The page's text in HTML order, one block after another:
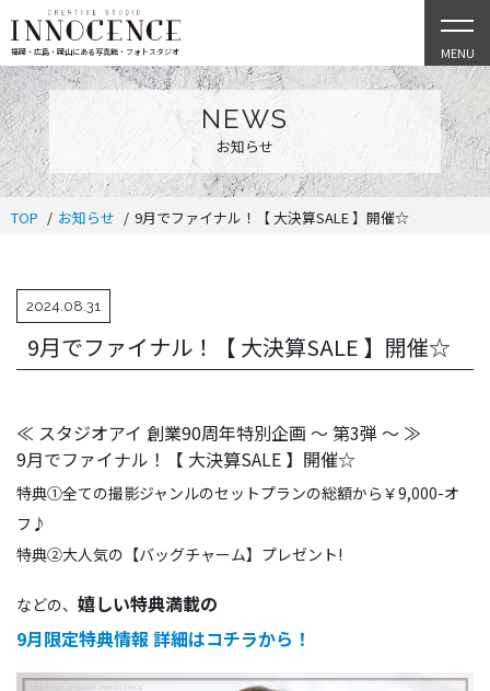
福岡・広島・岡山にある写真館・フォトスタジオ MENU
NEWS
お知らせ
TOP お知らせ 9月でファイナル！【 大決算SALE 】開催☆
2024.08.31
9月でファイナル！【 大決算SALE 】開催☆
≪ スタジオアイ 創業90周年特別企画 ～ 第3弾 ～ ≫
9月でファイナル！【 大決算SALE 】開催☆
特典①全ての撮影ジャンルのセットプランの総額から￥9,000-オ
フ♪
特典②大人気の【バッグチャーム】プレゼント!
などの、 嬉しい特典満載の
9月限定特典情報 詳細はコチラから！